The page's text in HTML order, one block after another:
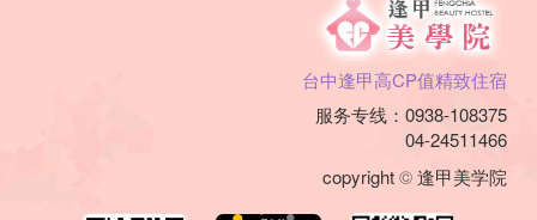
台中逢甲高CP值精致住宿
服务专线：0938-108375
04-24511466
copyright©逢甲美学院